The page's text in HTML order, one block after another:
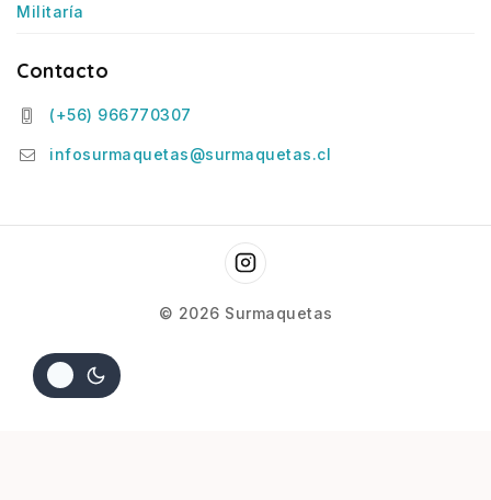
Militaría
Contacto
(+56) 966770307
infosurmaquetas@surmaquetas.cl
© 2026 Surmaquetas